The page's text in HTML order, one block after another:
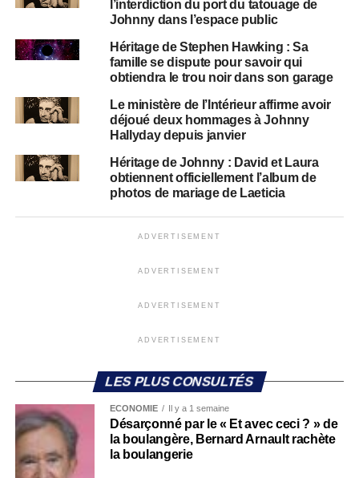
l’interdiction du port du tatouage de
Johnny dans l’espace public
Héritage de Stephen Hawking : Sa
famille se dispute pour savoir qui
obtiendra le trou noir dans son garage
Le ministère de l’Intérieur affirme avoir
déjoué deux hommages à Johnny
Hallyday depuis janvier
Héritage de Johnny : David et Laura
obtiennent officiellement l’album de
photos de mariage de Laeticia
ADVERTISEMENT
ADVERTISEMENT
ADVERTISEMENT
ADVERTISEMENT
LES PLUS CONSULTÉS
ECONOMIE Il y a 1 semaine
Désarçonné par le « Et avec ceci ? » de
la boulangère, Bernard Arnault rachète
la boulangerie